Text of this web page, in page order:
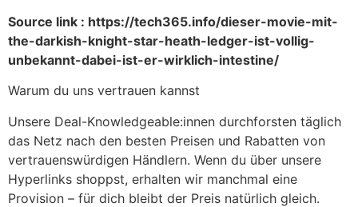
Source link : https://tech365.info/dieser-movie-mit-
the-darkish-knight-star-heath-ledger-ist-vollig-
unbekannt-dabei-ist-er-wirklich-intestine/
Warum du uns vertrauen kannst
Unsere Deal-Knowledgeable:innen durchforsten täglich
das Netz nach den besten Preisen und Rabatten von
vertrauenswürdigen Händlern. Wenn du über unsere
Hyperlinks shoppst, erhalten wir manchmal eine
Provision – für dich bleibt der Preis natürlich gleich.